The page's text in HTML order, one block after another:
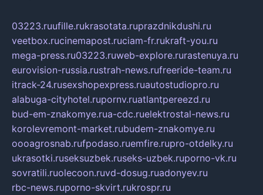
03223.ruufille.rukrasotata.ruprazdnikdushi.ru
veetbox.rucinemapost.ruciam-fr.rukraft-you.ru
mega-press.ru03223.ruweb-explore.rurastenuya.ru
eurovision-russia.rustrah-news.rufreeride-team.ru
itrack-24.rusexshopexpress.ruautostudiopro.ru
alabuga-cityhotel.rupornv.ruatlantpereezd.ru
bud-em-znakomye.rua-cdc.ruelektrostal-news.ru
korolevremont-market.rubudem-znakomye.ru
oooagrosnab.rufpodaso.ruemfire.rupro-otdelky.ru
ukrasotki.ruseksuzbek.ruseks-uzbek.ruporno-vk.ru
sovratili.ruolecoon.ruvd-dosug.ruadonyev.ru
rbc-news.ruporno-skvirt.rukrospr.ru